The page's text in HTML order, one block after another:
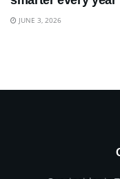
JUNE 3, 2026